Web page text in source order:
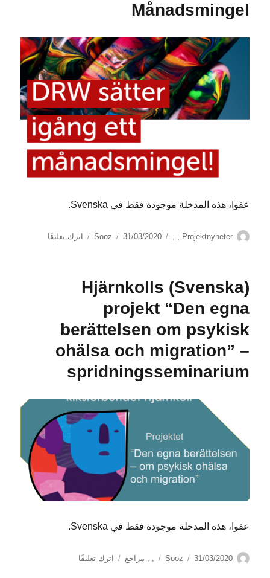
i
samarbete
med
NKA-
Nationellt
för
anhörigstöd
Månadsmingel
عفوا، هذه المدخلة موجودة فقط في Svenska.
الكاتب Sooz
نُشرت 31/03/2020
التصنيفات Projektnyheter اترك تعليقًا
(Svenska) Hjärnkolls
projekt “Den egna
berättelsen om psykisk
ohälsa och migration” –
spridningsseminarium
عفوا، هذه المدخلة موجودة فقط في Svenska.
الكاتب Sooz
نُشرت 31/03/2020 التصنيفات ,
, مراجع اترك تعليقًا